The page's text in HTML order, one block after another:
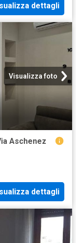
dettagli
Visualizza foto
Aschenez
dettagli